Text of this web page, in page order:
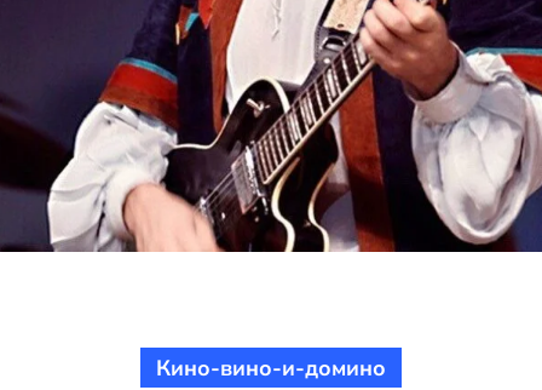
Кино-вино-и-домино